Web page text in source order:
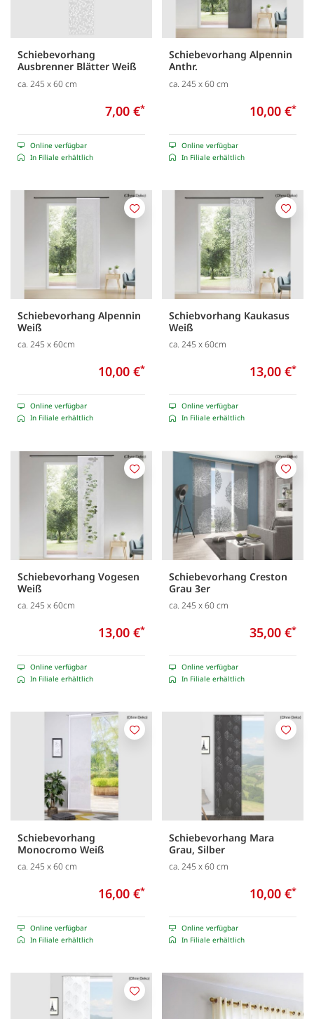
Schiebevorhang
Ausbrenner Blätter Weiß
ca. 245 x 60 cm
7,00 €*
Online verfügbar
In Filiale erhältlich
Schiebevorhang Alpennin
Anthr.
ca. 245 x 60 cm
10,00 €*
Online verfügbar
In Filiale erhältlich
Schiebevorhang Alpennin
Weiß
ca. 245 x 60cm
10,00 €*
Online verfügbar
In Filiale erhältlich
Merken
Schiebvorhang Kaukasus
Weiß
ca. 245 x 60cm
13,00 €*
Online verfügbar
In Filiale erhältlich
Schiebevorhang Vogesen
Weiß
ca. 245 x 60cm
13,00 €*
Online verfügbar
In Filiale erhältlich
Merken
Schiebevorhang Creston
Grau 3er
ca. 245 x 60 cm
35,00 €*
Online verfügbar
In Filiale erhältlich
Schiebevorhang
Monocromo Weiß
ca. 245 x 60 cm
16,00 €*
Online verfügbar
In Filiale erhältlich
Merken
Schiebevorhang Mara
Grau, Silber
ca. 245 x 60 cm
10,00 €*
Online verfügbar
In Filiale erhältlich
Merken